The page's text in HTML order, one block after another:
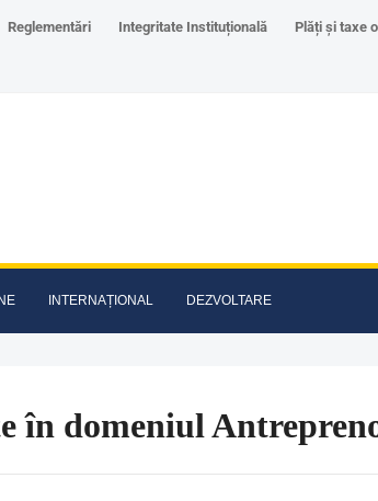
Reglementări Integritate Instituțională Plăți și taxe
INTERNAȚIONAL DEZVOLTARE
în domeniul